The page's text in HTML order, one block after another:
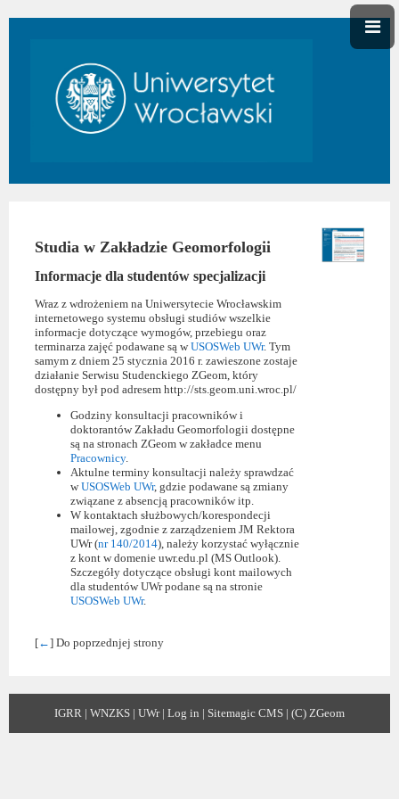
Studia w Zakładzie Geomorfologii
Informacje dla studentów specjalizacji
Wraz z wdrożeniem na Uniwersytecie Wrocławskim
internetowego systemu obsługi studiów wszelkie
informacje dotyczące wymogów, przebiegu oraz
terminarza zajęć podawane są wUSOSWeb UWr. Tym
samym z dniem 25 stycznia 2016 r. zawieszone zostaje
działanie Serwisu Studenckiego ZGeom, który
dostępny był pod adresem http://sts.geom.uni.wroc.pl/
Godziny konsultacji pracowników i
doktorantów Zakładu Geomorfologii dostępne
są na stronach ZGeom w zakładce menu
Pracownicy.
Aktulne terminy konsultacji należy sprawdzać
wUSOSWeb UWr, gdzie podawane są zmiany
związane z absencją pracowników itp.
W kontaktach służbowych/korespondecji
mailowej, zgodnie z zarządzeniem JM Rektora
UWr (nr 140/2014), należy korzystać wyłącznie
z kont w domenie uwr.edu.pl (MS Outlook).
Szczegóły dotyczące obsługi kont mailowych
dla studentów UWr podane są na stronie
USOSWeb UWr.
[←] Do poprzednjej strony
IGRR | WNZKS | UWr| Log in | Sitemagic CMS | (C) ZGeom